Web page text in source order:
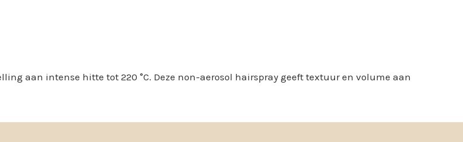
aan intense hitte tot 220 °C. Deze non-aerosol hairspray geeft textuur en volume aan